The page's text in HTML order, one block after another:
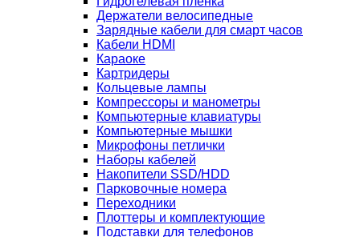
Держатели велосипедные
Зарядные кабели для смарт часов
Кабели HDMI
Караоке
Картридеры
Кольцевые лампы
Компрессоры и манометры
Компьютерные клавиатуры
Компьютерные мышки
Микрофоны петлички
Наборы кабелей
Накопители SSD/HDD
Парковочные номера
Переходники
Плоттеры и комплектующие
Подставки для телефонов